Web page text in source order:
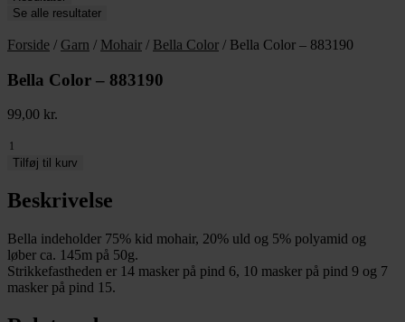
Se alle resultater
Forside / Garn / Mohair / Bella Color / Bella Color – 883190
Bella Color – 883190
99,00 kr.
Bella
Color
883190
antal
Tilføj til kurv
Beskrivelse
Bella indeholder 75% kid mohair, 20% uld og 5% polyamid og
løber ca. 145m på 50g.
Strikkefastheden er 14 masker på pind 6, 10 masker på pind 9 og 7
masker på pind 15.